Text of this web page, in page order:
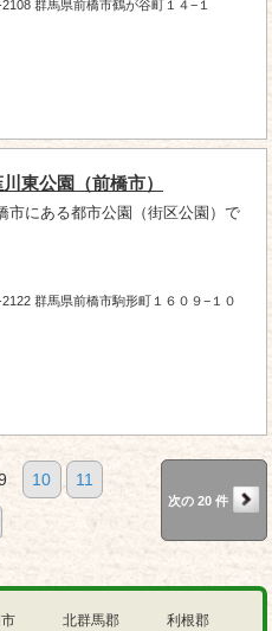
群馬県前橋市鶴が谷町１４−１
東公園（前橋市）
市にある都市公園（街区公園）で
群馬県前橋市駒形町１６０９−１０
10 11
次の 20 件
北群馬郡
利根郡